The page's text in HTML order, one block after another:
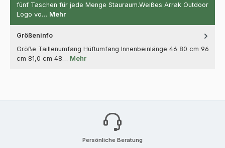
fünf Taschen für jede Menge Stauraum.Weißes Arrak Outdoor
Logo vo… Mehr
Größeninfo
Größe Taillenumfang Hüftumfang Innenbeinlänge 46 80 cm 96
cm 81,0 cm 48… Mehr
Persönliche Beratung